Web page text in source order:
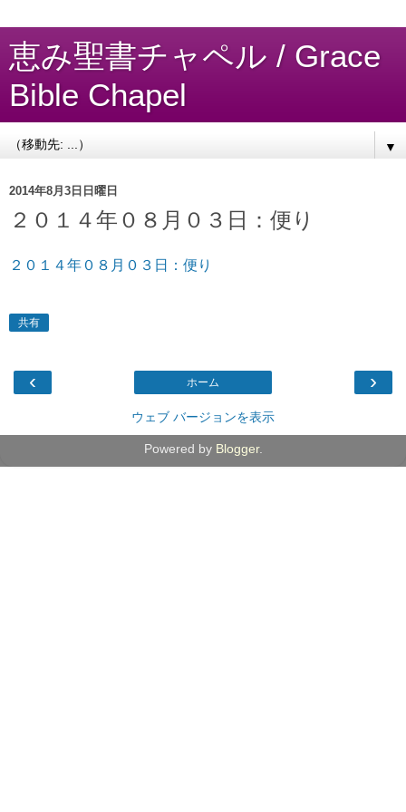
恵み聖書チャペル / Grace
Bible Chapel
▼
2014年8月3日日曜日
２０１４年０８月０３日：便り
２０１４年０８月０３日：便り
共有
‹ ›
ホーム
ウェブ バージョンを表示
Powered by Blogger.